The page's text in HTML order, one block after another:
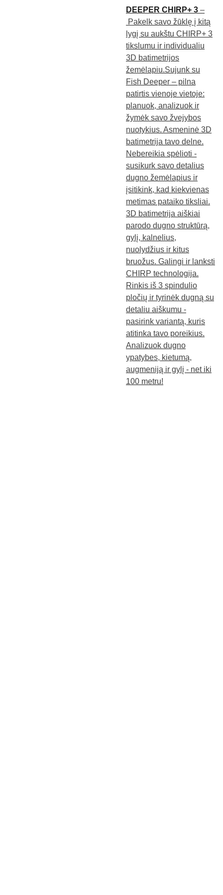
DEEPER CHIRP+ 3 –
Pakelk savo žūklę į kitą
lygį su aukštu CHIRP+ 3
tikslumu ir individualiu
3D batimetrijos
žemėlapiu.Sujunk su
Fish Deeper – pilna
patirtis vienoje vietoje:
planuok, analizuok ir
žymėk savo žvejybos
nuotykius. Asmeninė 3D
batimetrija tavo delne.
Nebereikia spėlioti -
susikurk savo detalius
dugno žemėlapius ir
įsitikink, kad kiekvienas
metimas pataiko tiksliai.
3D batimetrija aiškiai
parodo dugno struktūrą,
gylį, kalnelius,
nuolydžius ir kitus
bruožus. Galingi ir lanksti
CHIRP technologija.
Rinkis iš 3 spindulio
pločių ir tyrinėk dugną su
detaliu aiškumu -
pasirink variantą, kuris
atitinka tavo poreikius.
Analizuok dugno
ypatybes, kietumą,
augmeniją ir gylį - net iki
100 metru!